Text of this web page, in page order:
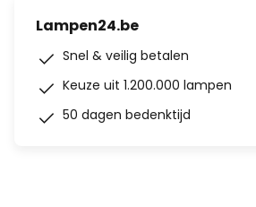
Lampen24.be
Snel & veilig betalen
Keuze uit 1.200.000 lampen
50 dagen bedenktijd